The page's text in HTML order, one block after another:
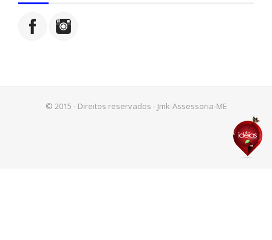
© 2015 - Direitos reservados - Jmk-Assessoria-ME